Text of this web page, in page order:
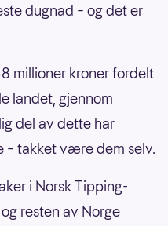
dugnad – og det er
millioner kroner fordelt
landet, gjennom
del av dette har
– takket være dem selv.
i Norsk Tipping-
resten av Norge